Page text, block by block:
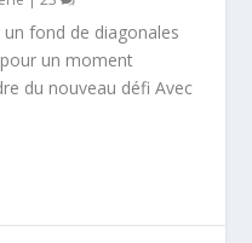
fond de diagonales
un moment
du nouveau défi Avec